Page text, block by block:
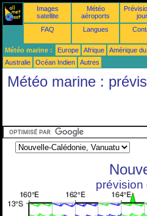
Images
satellite
Météo
aéroports
FAQ Langues
Météo marine : Europe Afrique Amérique
Australie
Océan Indien Autres
Météo marine :
prévision